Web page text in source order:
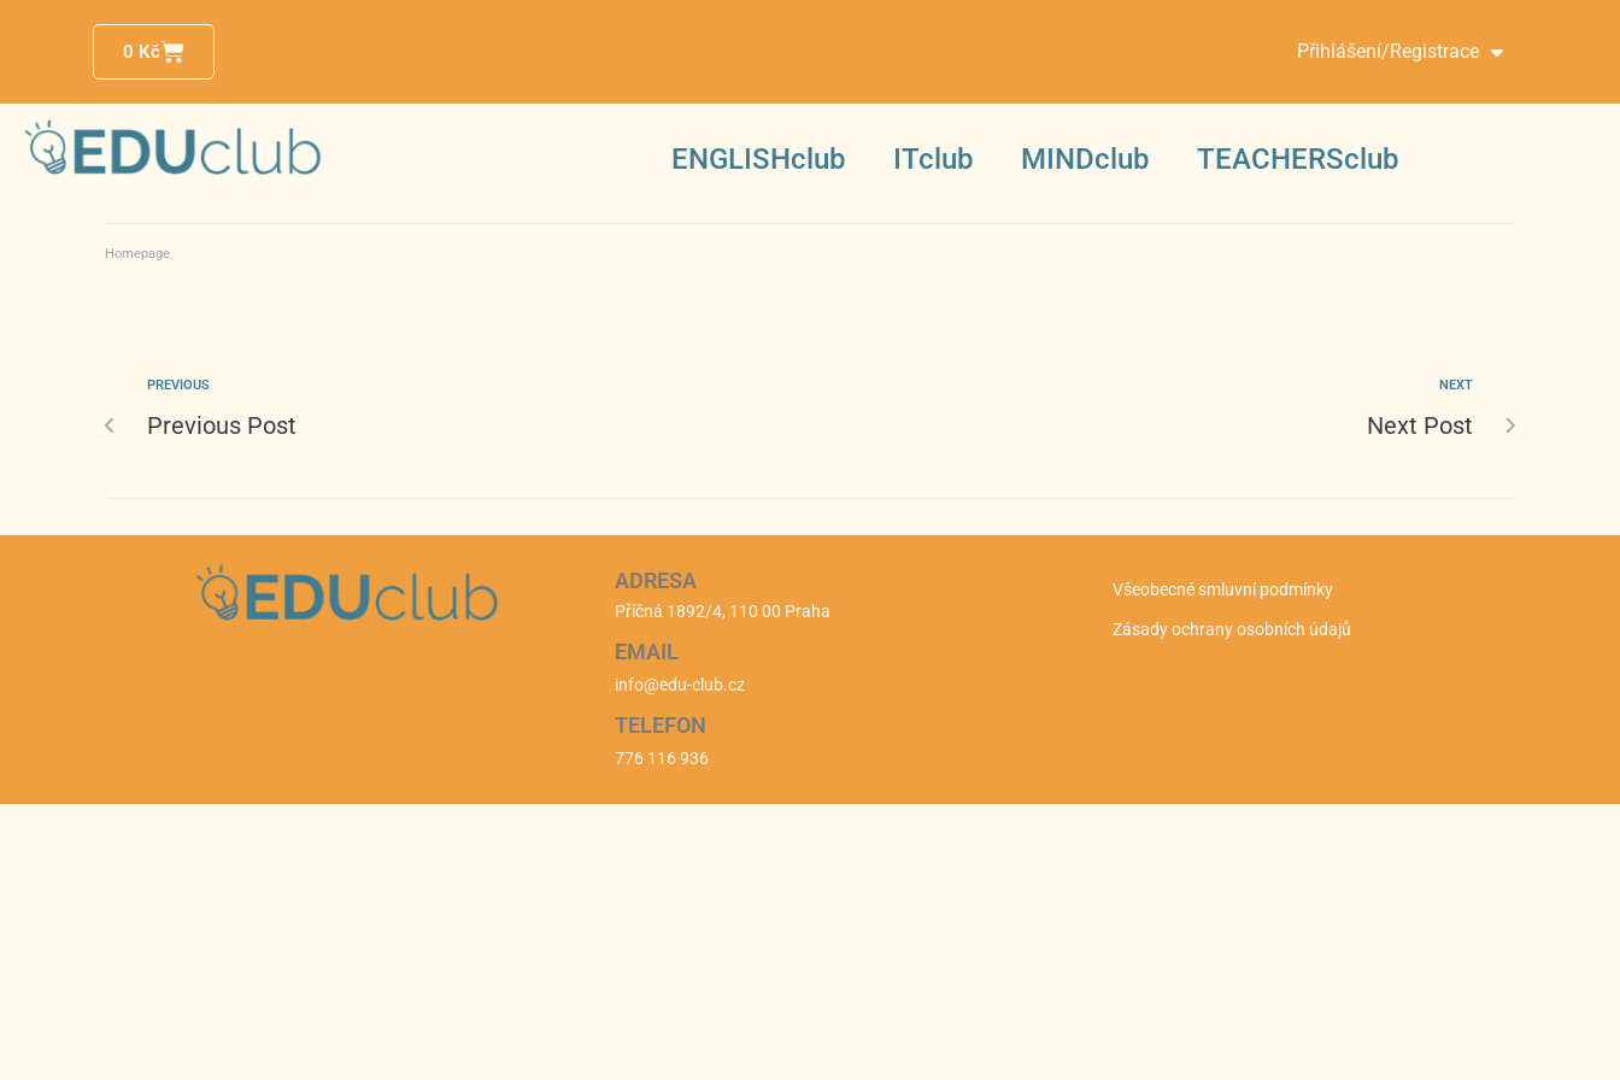
0 Kč Přihlášení/Registrace
ENGLISHclub ITclub MINDclub TEACHERSclub
Homepage
PREVIOUS
Previous Post
NEXT
Next Post
ADRESA
Příčná 1892/4, 110 00 Praha
EMAIL
info@edu-club.cz
TELEFON
776 116 936
Všeobecné smluvní podmínky
Zásady ochrany osobních údajů